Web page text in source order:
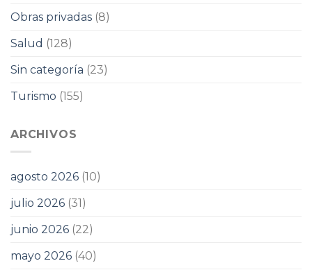
Obras privadas (8)
Salud (128)
Sin categoría (23)
Turismo (155)
ARCHIVOS
agosto 2026 (10)
julio 2026 (31)
junio 2026 (22)
mayo 2026 (40)